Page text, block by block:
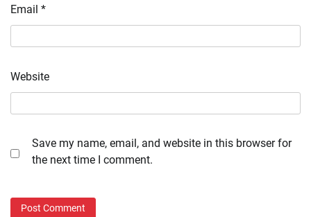
Email *
Website
Save my name, email, and website in this browser for
the next time I comment.